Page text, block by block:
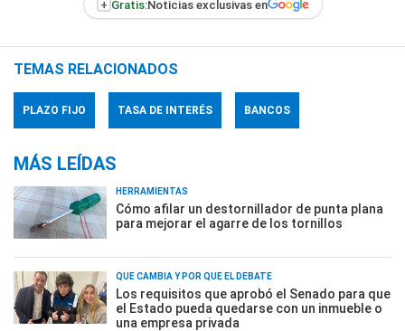
+ Gratis:Noticias exclusivas en
TEMAS RELACIONADOS
PLAZO FIJO TASA DE INTERÉS BANCOS
MÁS LEÍDAS
HERRAMIENTAS
Cómo afilar un destornillador de punta plana
para mejorar el agarre de los tornillos
QUÉ CAMBIA Y POR QUÉ EL DEBATE
Los requisitos que aprobó el Senado para que
el Estado pueda quedarse con un inmueble o
una empresa privada